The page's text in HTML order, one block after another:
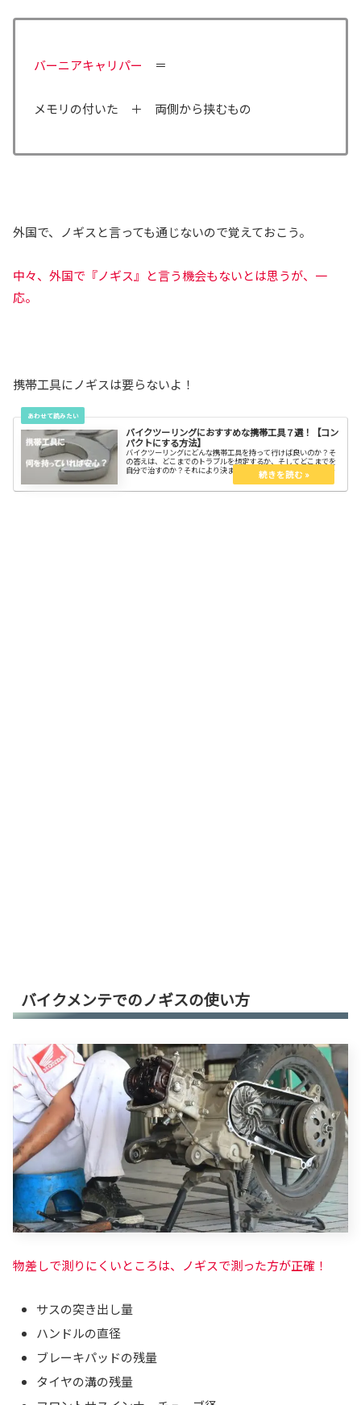
バーニアキャリパー ＝
メモリの付いた ＋ 両側から挟むもの
外国で、ノギスと言っても通じないので覚えておこう。
中々、外国で『ノギス』と言う機会もないとは思うが、一
応。
携帯工具にノギスは要らないよ！
バイクツーリングにおすすめな携帯工具７選！【コン
パクトにする方法】
バイクツーリングにどんな携帯工具を持って行けば良いのか？そ
の答えは、どこまでのトラブルを想定するか、そしてどこまでを
自分で治すのか？それにより決まります。そして必要な工具をコ
ンパクトに携帯する方法を知って、スッキリしよう。パンク修理
バイクメンテでのノギスの使い方
物差しで測りにくいところは、ノギスで測った方が正確！
サスの突き出し量
ハンドルの直径
ブレーキパッドの残量
タイヤの溝の残量